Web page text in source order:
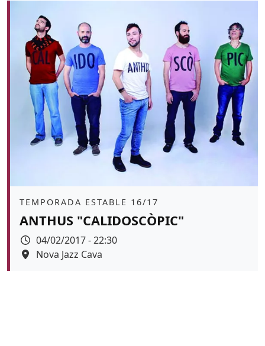
Àmbit
TEMPORADA ESTABLE 16/17
ANTHUS "CALIDOSCÒPIC"
Data
04/02/2017 - 22:30
Espai
Nova Jazz Cava